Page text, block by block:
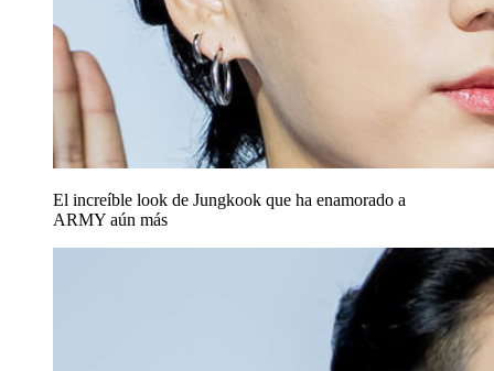
El increíble look de Jungkook que ha enamorado a
ARMY aún más